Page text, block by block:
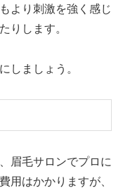
より刺激を強く感じ
りします。
しましょう。
眉毛サロンでプロに
用はかかりますが、